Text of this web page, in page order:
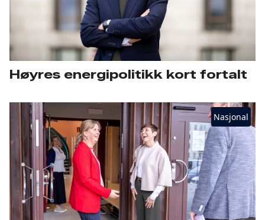
Høyres energipolitikk kort fortalt
Nasjonal